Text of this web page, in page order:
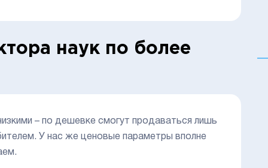
наук по более
– по дешевке смогут продаваться лишь
У нас же ценовые параметры вполне